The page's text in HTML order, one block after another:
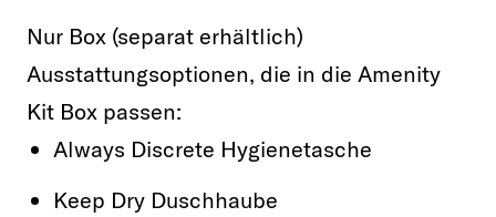
Nur Box (separat erhältlich)
Ausstattungsoptionen, die in die Amenity
Kit Box passen:
Always Discrete Hygienetasche
Keep Dry Duschhaube